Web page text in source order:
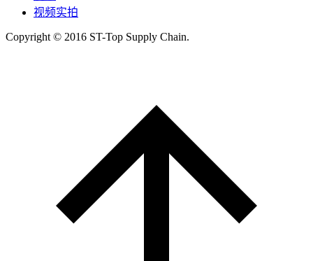
视频实拍
Copyright © 2016 ST-Top Supply Chain.